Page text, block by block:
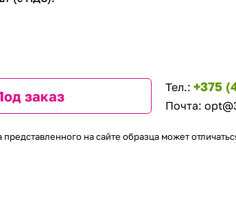
заказ
Тел.: +375
Почта:
на сайте образца может